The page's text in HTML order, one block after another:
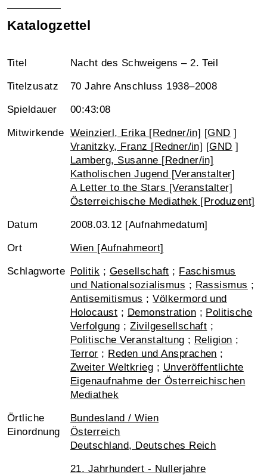
Katalogzettel
Titel Nacht des Schweigens – 2. Teil
Titelzusatz 70 Jahre Anschluss 1938–2008
Spieldauer 00:43:08
Mitwirkende Weinzierl, Erika [Redner/in] [GND ]
Vranitzky, Franz [Redner/in] [GND ]
Lamberg, Susanne [Redner/in]
Katholischen Jugend [Veranstalter]
A Letter to the Stars [Veranstalter]
Österreichische Mediathek [Produzent]
Datum 2008.03.12 [Aufnahmedatum]
Ort Wien [Aufnahmeort]
Schlagworte Politik ; Gesellschaft ; Faschismus
und Nationalsozialismus ; Rassismus ;
Antisemitismus ;Völkermord und
Holocaust ; Demonstration ; Politische
Verfolgung ;Zivilgesellschaft ;
Politische Veranstaltung ; Religion ;
Terror ; Reden und Ansprachen ;
Zweiter Weltkrieg ; Unveröffentlichte
Eigenaufnahme der Österreichischen
Mediathek
Örtliche
Einordnung
Bundesland / Wien
Österreich
Deutschland, Deutsches Reich
21. Jahrhundert - Nullerjahre